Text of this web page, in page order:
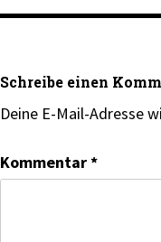
Schreibe einen
Deine E-Mail-Adresse
Kommentar*